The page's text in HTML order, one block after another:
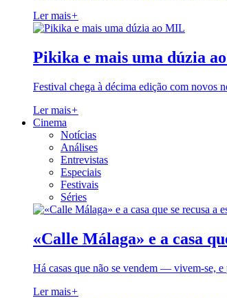
Ler mais+
Pikika e mais uma dúzia
Festival chega à décima edição com novos
Ler mais+
Cinema
Notícias
Análises
Entrevistas
Especiais
Festivais
Séries
«Calle Málaga» e a casa
Há casas que não se vendem — vivem-se, e
Ler mais+